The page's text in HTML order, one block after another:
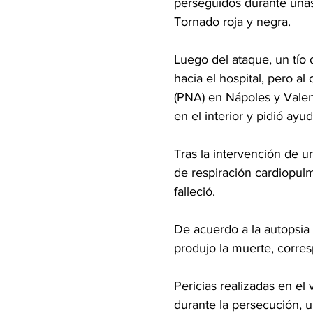
perseguidos durante
Tornado roja y negra.
Luego del ataque, un tío
hacia el hospital, pero
(PNA) en Nápoles y
en el interior y pidió
Tras la intervención de
de respiración
falleció.
De acuerdo a la
produjo la muerte,
Pericias realizadas en
durante la persecución,